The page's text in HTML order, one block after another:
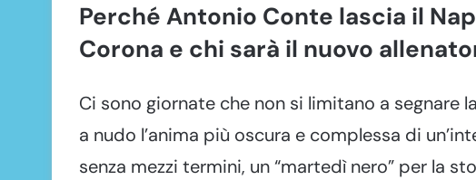
Perché Antonio Conte lascia il
Corona e chi sarà il nuovo
Ci sono giornate che non si limitano a
a nudo l’anima più oscura e complessa di
senza mezzi termini, un “martedì nero” per la